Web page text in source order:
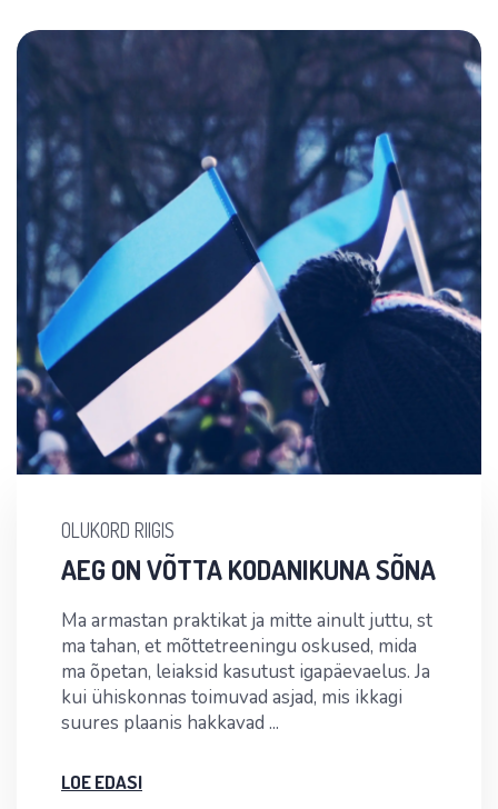
OLUKORD RIIGIS
AEG ON VÕTTA KODANIKUNA SÕNA
Ma armastan praktikat ja mitte ainult juttu, st
ma tahan, et mõttetreeningu oskused, mida
ma õpetan, leiaksid kasutust igapäevaelus. Ja
kui ühiskonnas toimuvad asjad, mis ikkagi
suures plaanis hakkavad ...
LOE EDASI